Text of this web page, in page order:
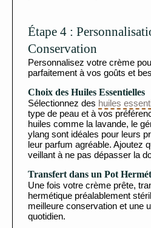
Étape 4 :
Conservation
Personnalisez votre crème
parfaitement à vos goûts et
Choix des Huiles Essentielles
Sélectionnez des huiles
type de peau et à vos
huiles comme la lavande, le
ylang sont idéales pour leurs
leur parfum agréable. Ajoutez
veillant à ne pas dépasser la
Transfert dans un Pot
Une fois votre crème prête,
hermétique préalablement
meilleure conservation et une
quotidien.